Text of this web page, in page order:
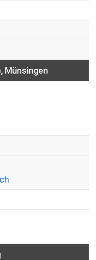
Münsingen